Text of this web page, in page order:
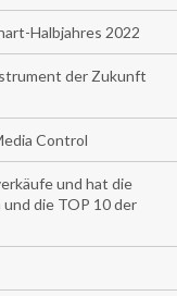
Halbjahres 2022
der Zukunft
Control
und hat die
die TOP 10 der